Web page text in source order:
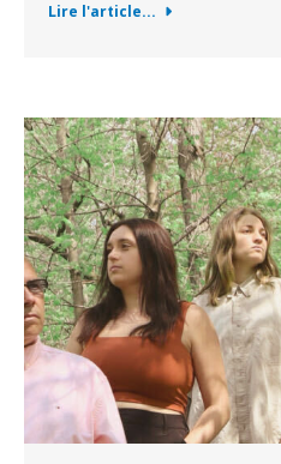
Lire l'article...